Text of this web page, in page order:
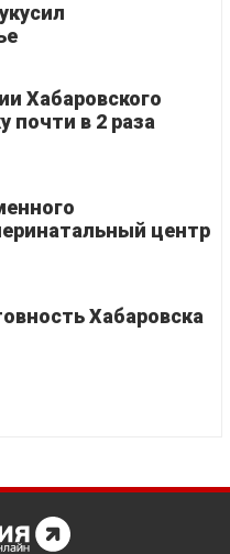
Хабаровского
почти в 2 раза
центр
Хабаровска